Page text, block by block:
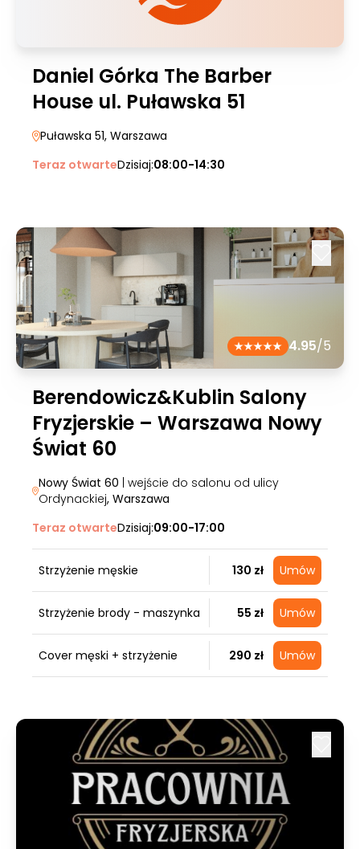
Daniel Górka The Barber
House ul. Puławska 51
Puławska 51, Warszawa
Teraz otwarteDzisiaj:08:00-14:30
4.95/5
Berendowicz&Kublin Salony
Fryzjerskie – Warszawa Nowy
Świat 60
Nowy Świat 60 | wejście do salonu od ulicy
Ordynackiej, Warszawa
Teraz otwarteDzisiaj:09:00-17:00
Strzyżenie męskie 130 zł Umów
Strzyżenie brody - maszynka 55 zł Umów
Cover męski + strzyżenie 290 zł Umów